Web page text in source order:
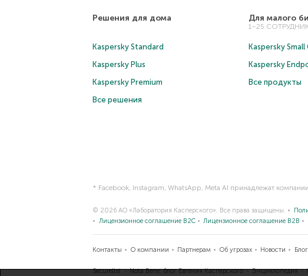
Решения для дома
Kaspersky Standard
Kaspersky Plus
Kaspersky Premium
Все решения
Для малого
1–25
Kaspersky
Kaspersky
Все продукты
* Facebook, Instagram, WhatsApp, Meta AI принадлежат
© 2026 АО «Лаборатория Касперского». Все права защищены.
Лицензионное соглашение B2C
Лицензионное соглашение B2B
Контакты О компании Партнерам Об угрозах Новости Блог
Securelist Nota Bene: блог Евгения Касперского Энциклопедия